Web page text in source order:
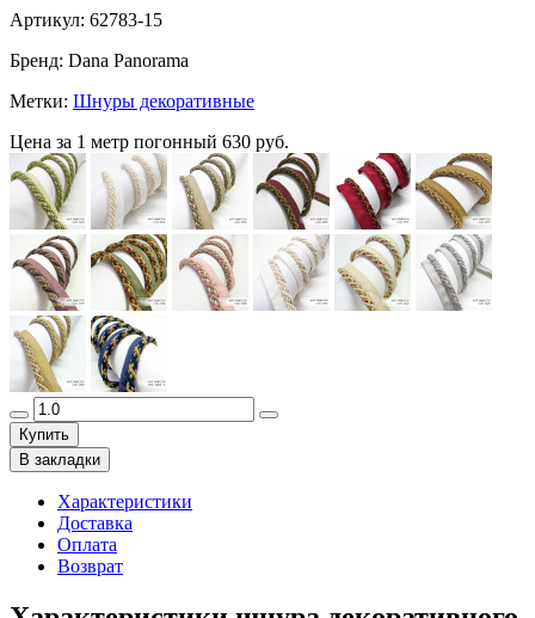
Артикул: 62783-15
Бренд: Dana Panorama
Метки: Шнуры декоративные
Цена за 1 метр погонный 630 руб.
Купить
В закладки
Характеристики
Доставка
Оплата
Возврат